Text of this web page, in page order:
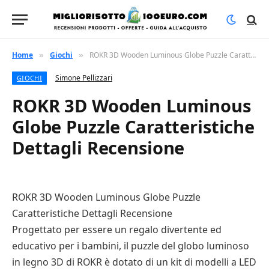
Home » Giochi » ROKR 3D Wooden Luminous Globe Puzzle Caratteristiche Dettagli Recensione
GIOCHI Simone Pellizzari
ROKR 3D Wooden Luminous
Globe Puzzle Caratteristiche
Dettagli Recensione
ROKR 3D Wooden Luminous Globe Puzzle
Caratteristiche Dettagli Recensione
Progettato per essere un regalo divertente ed
educativo per i bambini, il puzzle del globo luminoso
in legno 3D di ROKR è dotato di un kit di modelli a LED